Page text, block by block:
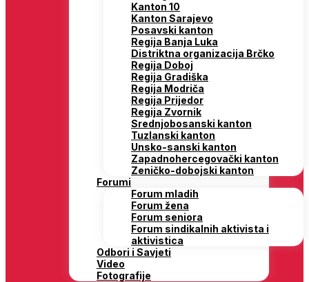
Kanton 10
Kanton Sarajevo
Posavski kanton
Regija Banja Luka
Distriktna organizacija Brčko
Regija Doboj
Regija Gradiška
Regija Modriča
Regija Prijedor
Regija Zvornik
Srednjobosanski kanton
Tuzlanski kanton
Unsko-sanski kanton
Zapadnohercegovački kanton
Zeničko-dobojski kanton
Forumi
Forum mladih
Forum žena
Forum seniora
Forum sindikalnih aktivista i
aktivistica
Odbori i Savjeti
Video
Fotografije